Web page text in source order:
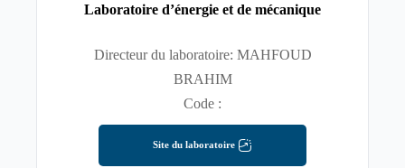
Laboratoire d’énergie et de mécanique
Directeur du laboratoire: MAHFOUD
BRAHIM
Code :
Site du laboratoire